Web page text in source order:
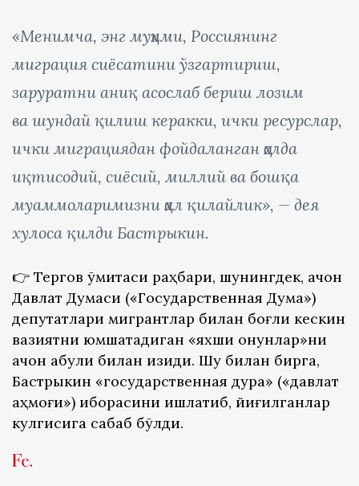
«Менимча, энг муҳими, Россиянинг
миграция сиёсатини ўзгартириш,
заруратни аниқ асослаб бериш лозим
ва шундай қилиш керакки, ички ресурслар,
ички миграциядан фойдаланган ҳолда
иқтисодий, сиёсий, миллий ва бошқа
муаммоларимизни ҳал қилайлик», — дея
хулоса қилди Бастрыкин.
👉 Тергов қўмитаси раҳбари, шунингдек, қачон
Давлат Думаси («Государственная Дума»)
депутатлари мигрантлар билан боғлиқ кескин
вазиятни юмшатадиган «яхши қонунлар»ни
қачон қабули билан қизиқди. Шу билан бирга,
Бастрыкин «государственная дура» («давлат
аҳмоғи») иборасини ишлатиб, йиғилганлар
кулгисига сабаб бўлди.